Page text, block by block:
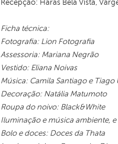
Recepção: Haras Bela Vista,
Ficha técnica:
Fotografia: Lion Fotografia
Assessoria: Mariana Negrão
Vestido: Eliana Noivas
Música: Camila Santiago e Tiago
Decoração: Natália Matumoto
Roupa do noivo: Black&White
Iluminação e música ambiente,
Bolo e doces: Doces da Thata